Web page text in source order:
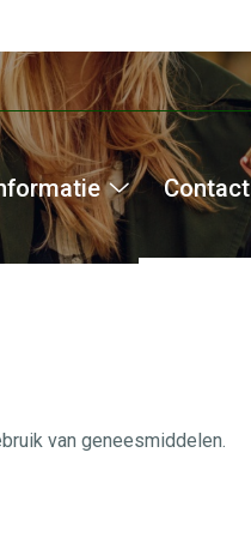
Informatie
submenu
Contact
van geneesmiddelen.